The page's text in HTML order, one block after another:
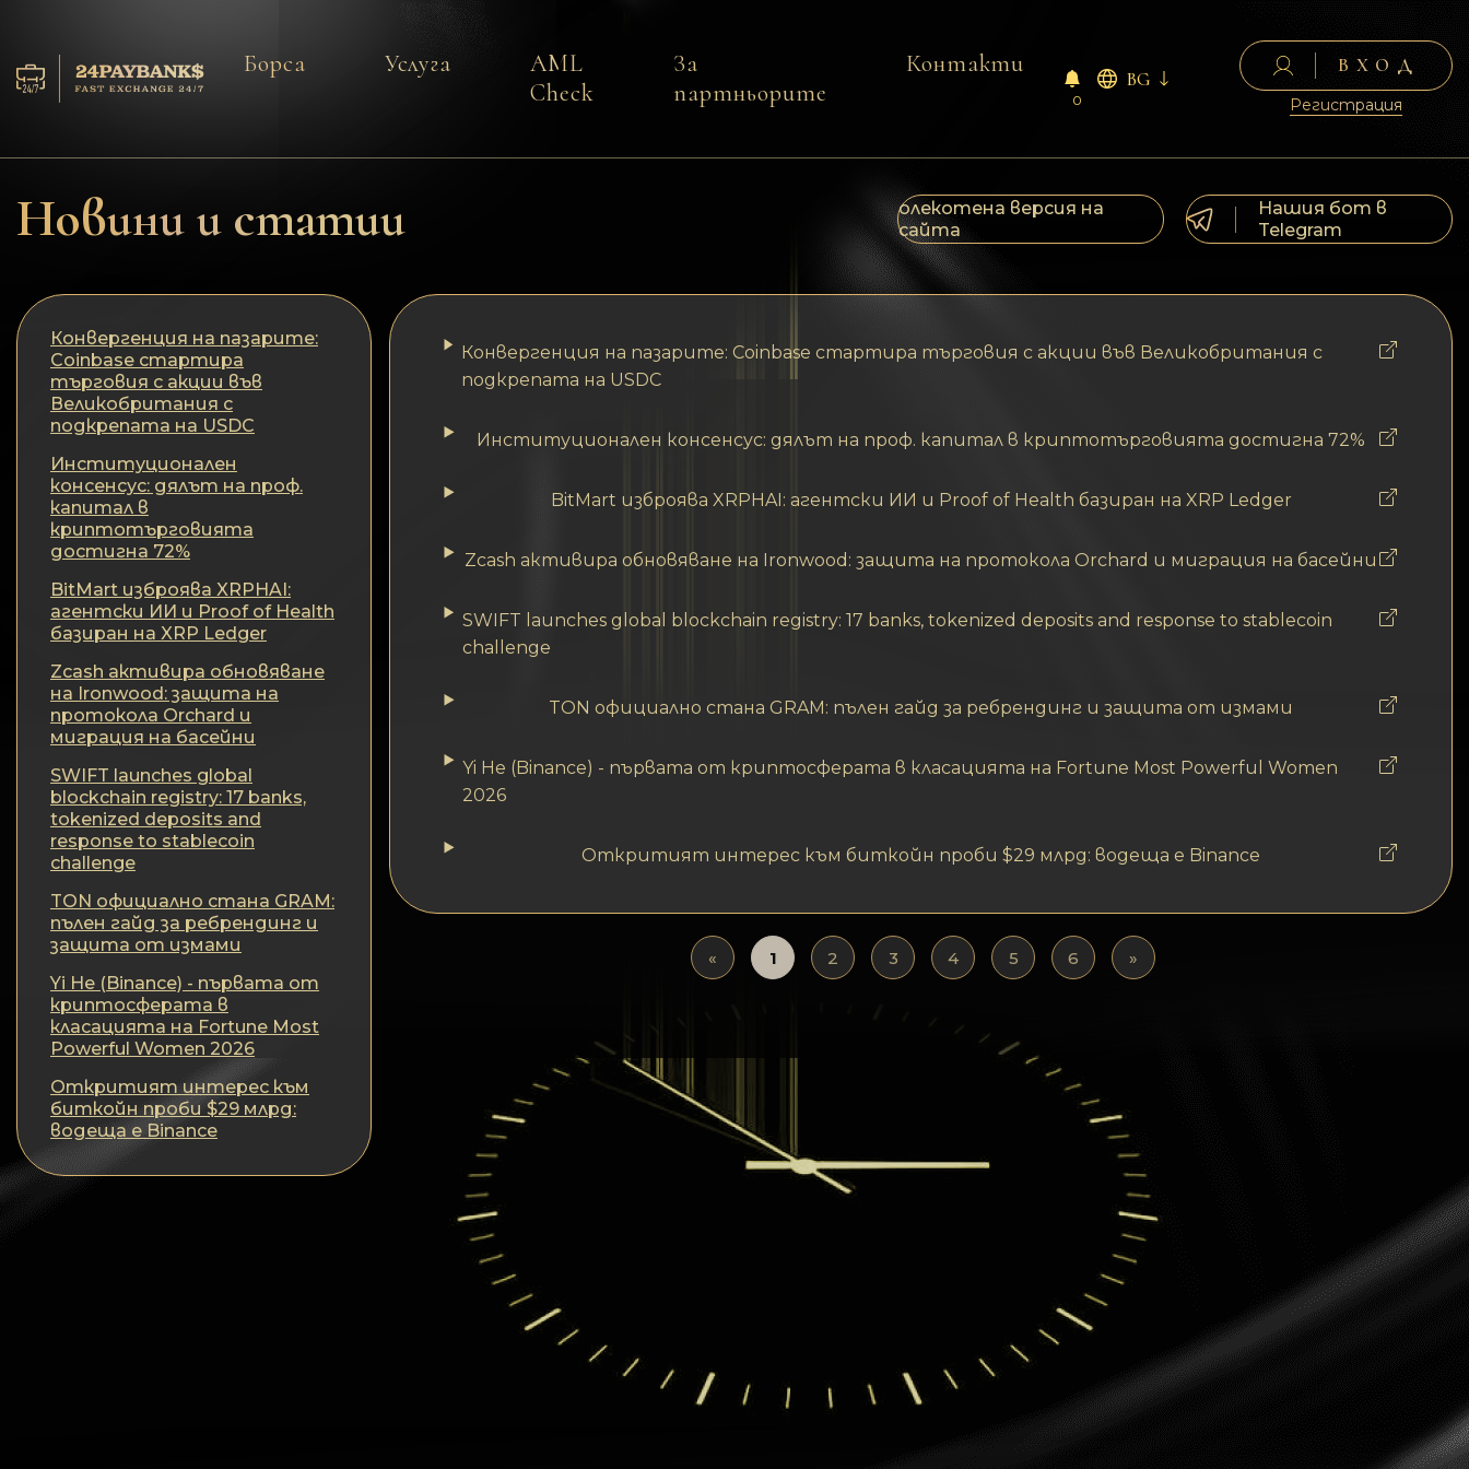
Резерва
Отзиви
Правила
AML/CFT
Поверителност
Контакти
Wiki
FAQ
Репутация
Карта на сайта
Борса Услуга
AML
Check
За
партньорите
Контакти
0
BG
ВХОД
Регистрация
Новини и статии
олекотена версия на
сайта
Нашия бот в
Telegram
Конвергенция на пазарите:
Coinbase стартира
търговия с акции във
Великобритания с
подкрепата на USDC
Институционален
консенсус: дялът на проф.
капитал в
криптотърговията
достигна 72%
BitMart изброява XRPHAI:
агентски ИИ и Proof of Health
базиран на XRP Ledger
Zcash активира обновяване
на Ironwood: защита на
протокола Orchard и
миграция на басейни
SWIFT launches global
blockchain registry: 17 banks,
tokenized deposits and
response to stablecoin
challenge
TON официално стана GRAM:
пълен гайд за ребрендинг и
защита от измами
Yi He (Binance) - първата от
криптосферата в
класацията на Fortune Most
Powerful Women 2026
Откритият интерес към
биткойн проби $29 млрд:
водеща е Binance
Конвергенция на пазарите: Coinbase стартира търговия с акции във Великобритания с
подкрепата на USDC
Институционален консенсус: дялът на проф. капитал в криптотърговията достигна 72%
BitMart изброява XRPHAI: агентски ИИ и Proof of Health базиран на XRP Ledger
Zcash активира обновяване на Ironwood: защита на протокола Orchard и миграция на басейни
SWIFT launches global blockchain registry: 17 banks, tokenized deposits and response to stablecoin
challenge
TON официално стана GRAM: пълен гайд за ребрендинг и защита от измами
Yi He (Binance) - първата от криптосферата в класацията на Fortune Most Powerful Women
2026
Откритият интерес към биткойн проби $29 млрд: водеща е Binance
« 1 2 3 4 5 6 »